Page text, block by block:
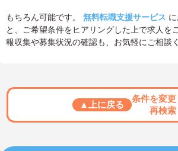
もちろん可能です。 無料転職支援サービス
と、ご希望条件をヒアリングした上で求人を
報収集や募集状況の確認も、お気軽にご相談
▲上に戻る
条件を変更
再検索